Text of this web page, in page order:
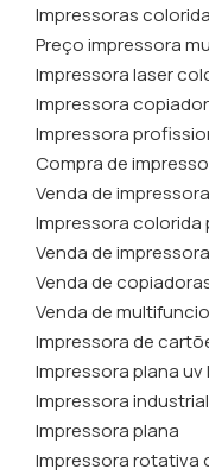
Impressoras
Preço impressora
Impressora laser
Impressora
Impressora
Compra de
Venda de
Impressora colorida
Venda de
Venda de
Venda de
Impressora de
Impressora plana uv
Impressora industrial
Impressora plana
Impressora rotativa